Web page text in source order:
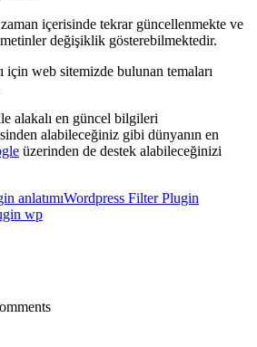
içerisinde tekrar güncellenmekte ve
değişiklik gösterebilmektedir.
için web sitemizde bulunan temaları
alakalı en güncel bilgileri
alabileceğiniz gibi dünyanın en
üzerinden de destek alabileceğinizi
anlatımıWordpress Filter Plugin
wp